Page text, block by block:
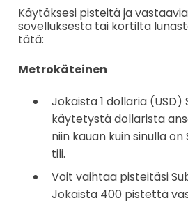
Käytäksesi pisteitä ja
sovelluksesta tai kortilta
tätä:
Metrokäteinen
Jokaista 1 dollaria
käytetystä dollarista
niin kauan kuin sinulla
tili.
Voit vaihtaa pisteitäsi
Jokaista 400 pistettä